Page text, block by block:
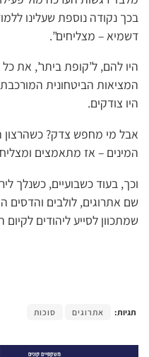
בכך נקודה נוספת שעלינו
דשמיא – מצליחים”.
היו להם, ל’קופת ביתר’, את
המציאות הביטחונית
היו צודקים.
אבל מי מחפש צדק? כשהרצון
המינים – אז מתאמצים
וכך, בעוד כשבועיים, כשנלך
שם אתרוגים, לולבים והדסים
שמתכוון לסייע ליהודים
תגיות: אתרוגים סוכות